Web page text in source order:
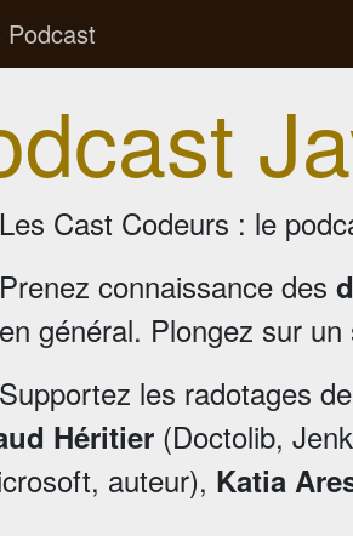
Les Cast Codeurs : le
Prenez connaissance des
en général. Plongez sur
Supportez les radotages
Héritier (Doctolib,
auteur), Katia